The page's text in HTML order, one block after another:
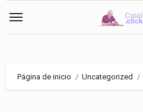
Página de inicio Uncategorized